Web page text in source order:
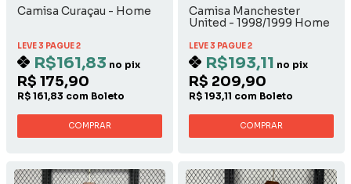
Camisa Curaçau - Home
LEVE 3 PAGUE 2
R$161,83 no pix
R$ 175,90
R$ 161,83 com Boleto
COMPRAR
Camisa Manchester
United - 1998/1999 Home
LEVE 3 PAGUE 2
R$193,11 no pix
R$ 209,90
R$ 193,11 com Boleto
COMPRAR